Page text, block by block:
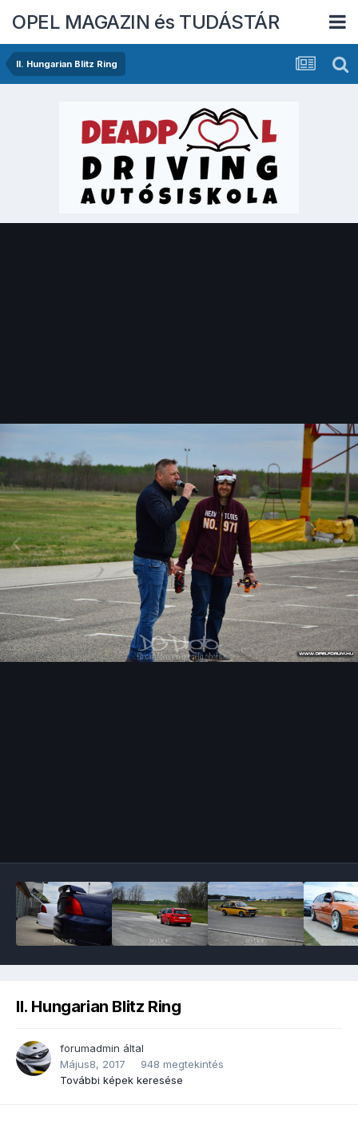
OPEL MAGAZIN és TUDÁSTÁR
II. Hungarian Blitz Ring
II. Hungarian Blitz Ring
forumadmin által
Május8, 2017
948 megtekintés
További képek keresése